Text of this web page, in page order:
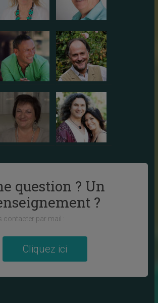
question ? Un
?
contacter par mail :
Cliquez ici